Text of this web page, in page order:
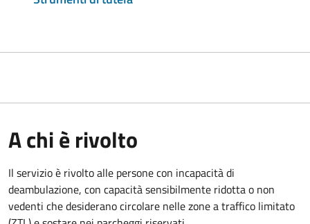
A chi è rivolto
Il servizio è rivolto alle persone con incapacità di
deambulazione, con capacità sensibilmente ridotta o non
vedenti che desiderano circolare nelle zone a traffico limitato